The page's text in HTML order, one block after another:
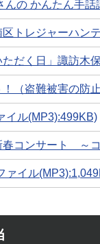
んの かんたん手
トレジャーハン
ただく日」諏訪木
（盗難被害の防
イル(MP3):499KB)
コンサート ～コ
ァイル